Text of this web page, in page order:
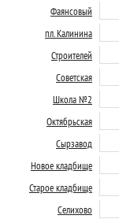
Фаянсовый
пл. Калинина
Строителей
Советская
Школа №2
Октябрьская
Сырзавод
Новое кладбище
Старое кладбище
Селихово